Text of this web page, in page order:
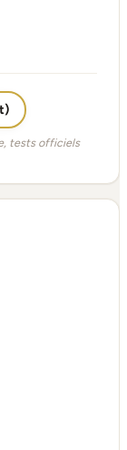
tests officiels